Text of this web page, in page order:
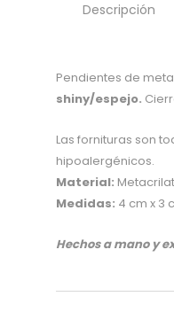
Descripción
Pendientes de
shiny/espejo.
Las fornituras son
hipoalergénicos.
Material:
Medidas: 4 cm x 3
Hechos a mano y